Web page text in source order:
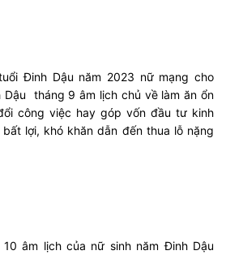
Đinh Dậu năm 2023 nữ mạng cho
Dậu tháng 9 âm lịch chủ về làm ăn ổn
công việc hay góp vốn đầu tư kinh
lợi, khó khăn dẫn đến thua lỗ nặng
âm lịch của nữ sinh năm Đinh Dậu